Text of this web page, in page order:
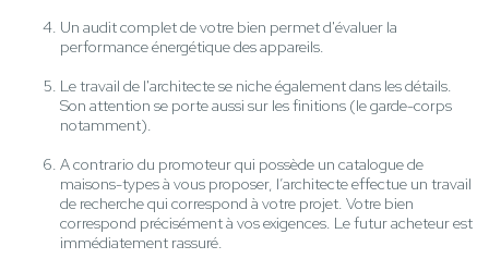
Un audit complet de votre bien permet d'évaluer la
performance énergétique des appareils.
Le travail de l'architecte se niche également dans les détails.
Son attention se porte aussi sur les finitions (le garde-corps
notamment).
A contrario du promoteur qui possède un catalogue de
maisons-types à vous proposer, l’architecte effectue un travail
de recherche qui correspond à votre projet. Votre bien
correspond précisément à vos exigences. Le futur acheteur est
immédiatement rassuré.